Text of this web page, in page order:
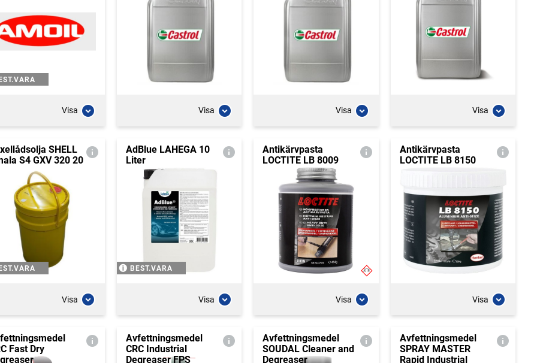
Visa Visa Visa Visa
SHELL
S4 GXV 320 20
Visa
AdBlue LAHEGA 10
Liter
BEST.VARA
Visa
Antikärvpasta
LOCTITE LB 8009
Visa
Antikärvpasta
LOCTITE LB 8150
Visa
Fast Dry
Avfettningsmedel
CRC Industrial
Degreaser FPS
Avfettningsmedel
SOUDAL Cleaner and
Degreaser
Avfettningsmedel
SPRAY MASTER
Rapid Industrial